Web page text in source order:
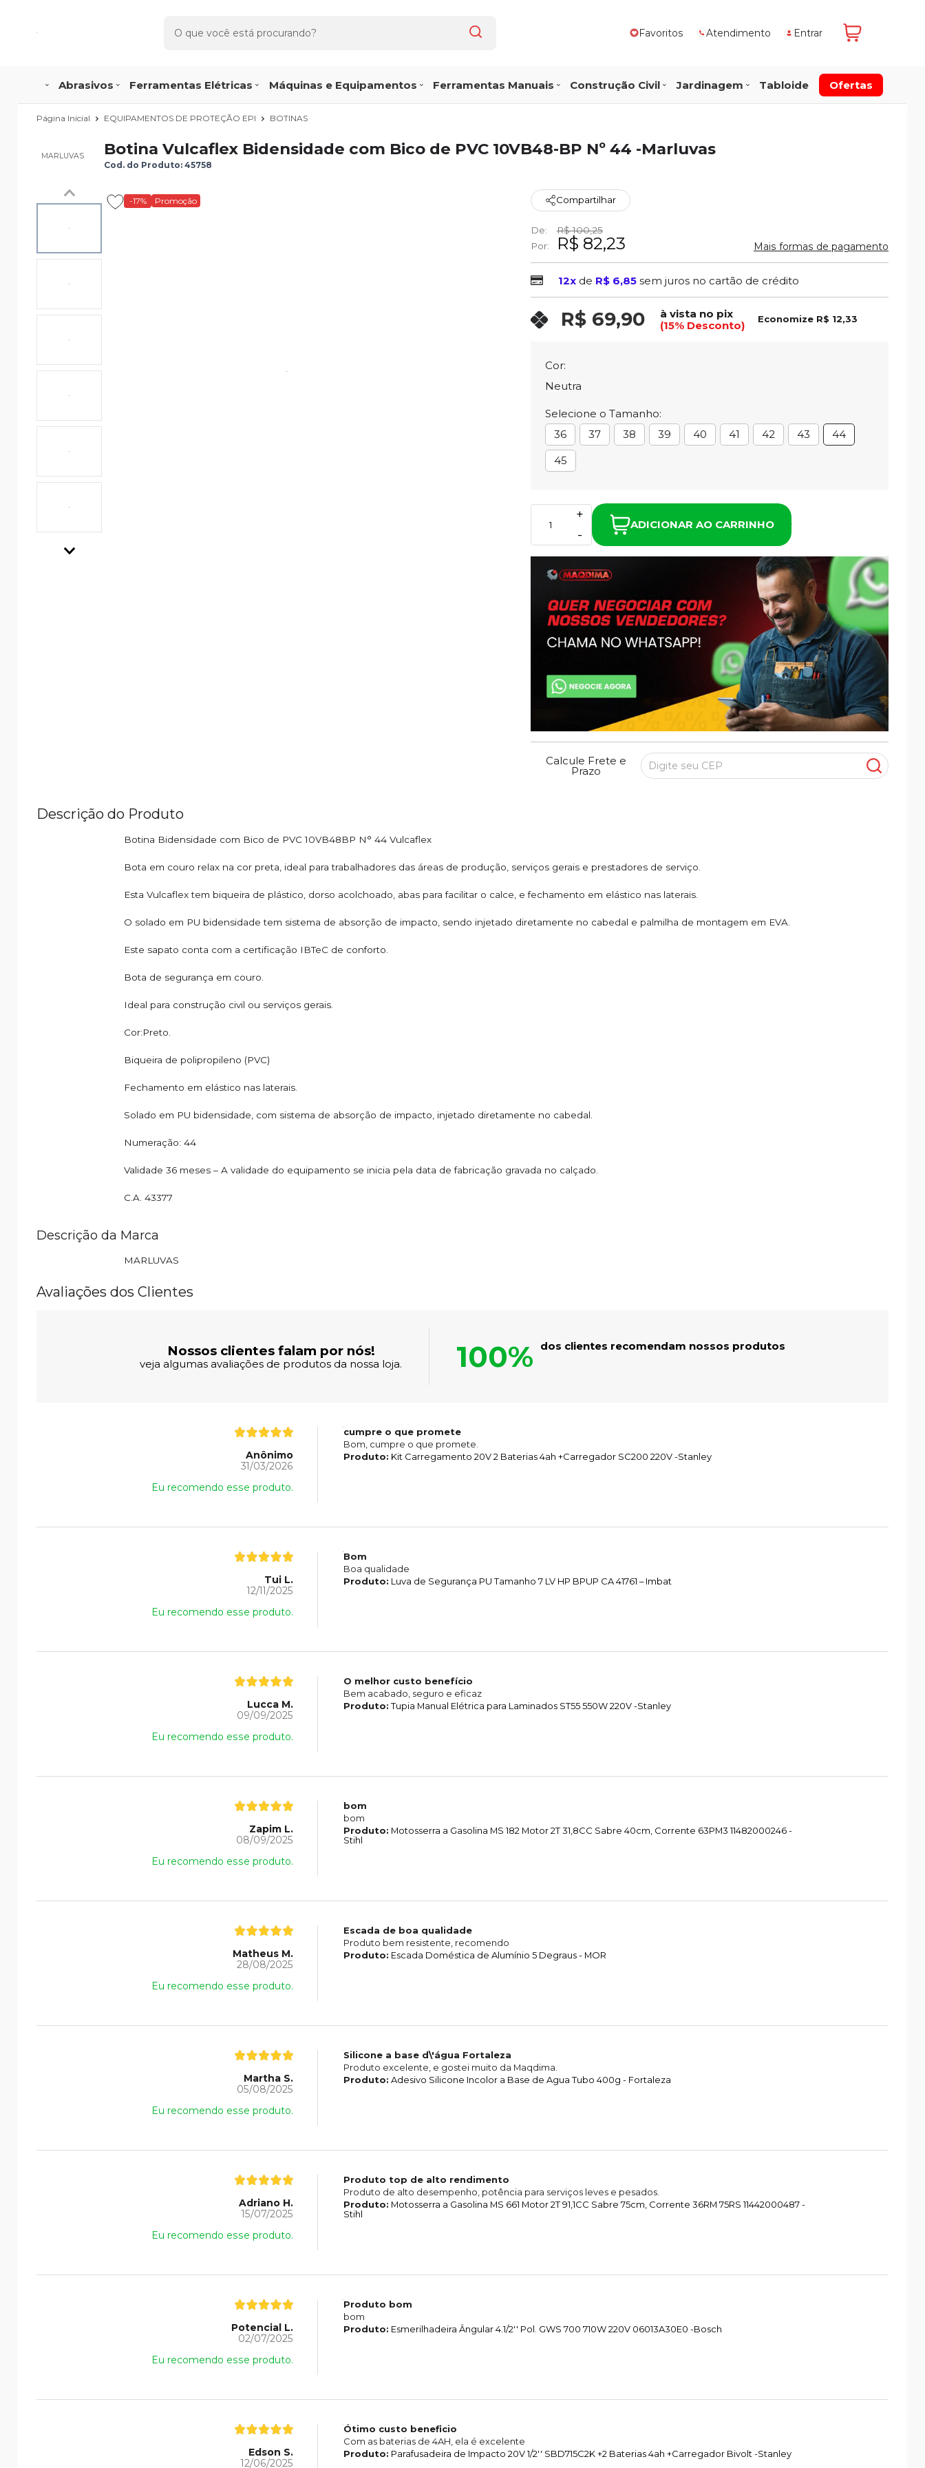
Favoritos Atendimento Entrar
Abrasivos Ferramentas Elétricas Máquinas e Equipamentos Ferramentas Manuais Construção Civil Jardinagem Tabloide Ofertas
Página Inicial EQUIPAMENTOS DE PROTEÇÃO EPI BOTINAS
MARLUVAS Botina Vulcaflex Bidensidade com Bico de PVC 10VB48-BP Nº 44 -Marluvas
Cod. do Produto: 45758
-17% Promoção Compartilhar
De:
R$ 100,25
Por:
R$ 82,23 Mais formas de pagamento
12x de R$ 6,85 sem juros no cartão de crédito
R$ 69,90
à vista no pix
(15% Desconto)
Economize R$ 12,33
Cor:
Neutra
Selecione o Tamanho:
36
37 38 39 40 41 42 43
44
45
-
+
ADICIONAR AO CARRINHO
Calcule Frete e
Prazo
Descrição do Produto
Botina Bidensidade com Bico de PVC 10VB48BP N° 44 Vulcaflex
Bota em couro relax na cor preta, ideal para trabalhadores das áreas de produção, serviços gerais e prestadores de serviço.
Esta Vulcaflex tem biqueira de plástico, dorso acolchoado, abas para facilitar o calce, e fechamento em elástico nas laterais.
O solado em PU bidensidade tem sistema de absorção de impacto, sendo injetado diretamente no cabedal e palmilha de montagem em EVA.
Este sapato conta com a certificação IBTeC de conforto.
Bota de segurança em couro.
Ideal para construção civil ou serviços gerais.
Cor:Preto.
Biqueira de polipropileno (PVC)
Fechamento em elástico nas laterais.
Solado em PU bidensidade, com sistema de absorção de impacto, injetado diretamente no cabedal.
Numeração: 44
Validade 36 meses – A validade do equipamento se inicia pela data de fabricação gravada no calçado.
C.A. 43377
Descrição da Marca
MARLUVAS
Avaliações dos Clientes
Nossos clientes falam por nós!
veja algumas avaliações de produtos da nossa loja. 100% dos clientes recomendam nossos produtos
Anônimo
31/03/2026
Eu recomendo esse produto.
cumpre o que promete
Bom, cumpre o que promete.
Produto: Kit Carregamento 20V 2 Baterias 4ah +Carregador SC200 220V -Stanley
Tui L.
12/11/2025
Eu recomendo esse produto.
Bom
Boa qualidade
Produto: Luva de Segurança PU Tamanho 7 LV HP BPUP CA 41761 – Imbat
Lucca M.
09/09/2025
Eu recomendo esse produto.
O melhor custo benefício
Bem acabado, seguro e eficaz
Produto:Tupia Manual Elétrica para Laminados ST55 550W 220V -Stanley
Zapim L.
08/09/2025
Eu recomendo esse produto.
bom
bom
Produto: Motosserra a Gasolina MS 182 Motor 2T 31,8CC Sabre 40cm, Corrente 63PM3 11482000246 -
Stihl
Matheus M.
28/08/2025
Eu recomendo esse produto.
Escada de boa qualidade
Produto bem resistente, recomendo
Produto: Escada Doméstica de Alumínio 5 Degraus - MOR
Martha S.
05/08/2025
Eu recomendo esse produto.
Silicone a base d\'água Fortaleza
Produto excelente, e gostei muito da Maqdima.
Produto: Adesivo Silicone Incolor a Base de Agua Tubo 400g - Fortaleza
Adriano H.
15/07/2025
Eu recomendo esse produto.
Produto top de alto rendimento
Produto de alto desempenho, potência para serviços leves e pesados.
Produto: Motosserra a Gasolina MS 661 Motor 2T 91,1CC Sabre 75cm, Corrente 36RM 75RS 11442000487 -
Stihl
Potencial L.
02/07/2025
Eu recomendo esse produto.
Produto bom
bom
Produto: Esmerilhadeira Ângular 4.1/2'' Pol. GWS 700 710W 220V 06013A30E0 -Bosch
Edson S.
12/06/2025
Ótimo custo beneficio
Com as baterias de 4AH, ela é excelente
Produto: Parafusadeira de Impacto 20V 1/2'' SBD715C2K +2 Baterias 4ah +Carregador Bivolt -Stanley